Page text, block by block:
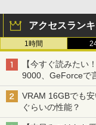
アクセスラン
1時間
【今すぐ読みたい
9000、GeForceで
VRAM 16GBでも
ぐらいの性能？